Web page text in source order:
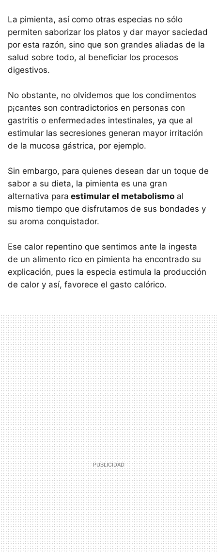
La pimienta, así como otras especias no sólo
permiten saborizar los platos y dar mayor saciedad
por esta razón, sino que son grandes aliadas de la
salud sobre todo, al beneficiar los procesos
digestivos.
No obstante, no olvidemos que los condimentos
p¡cantes son contradictorios en personas con
gastritis o enfermedades intestinales, ya que al
estimular las secresiones generan mayor irritación
de la mucosa gástrica, por ejemplo.
Sin embargo, para quienes desean dar un toque de
sabor a su dieta, la pimienta es una gran
alternativa para estimular el metabolismo al
mismo tiempo que disfrutamos de sus bondades y
su aroma conquistador.
Ese calor repentino que sentimos ante la ingesta
de un alimento rico en pimienta ha encontrado su
explicación, pues la especia estimula la producción
de calor y así, favorece el gasto calórico.